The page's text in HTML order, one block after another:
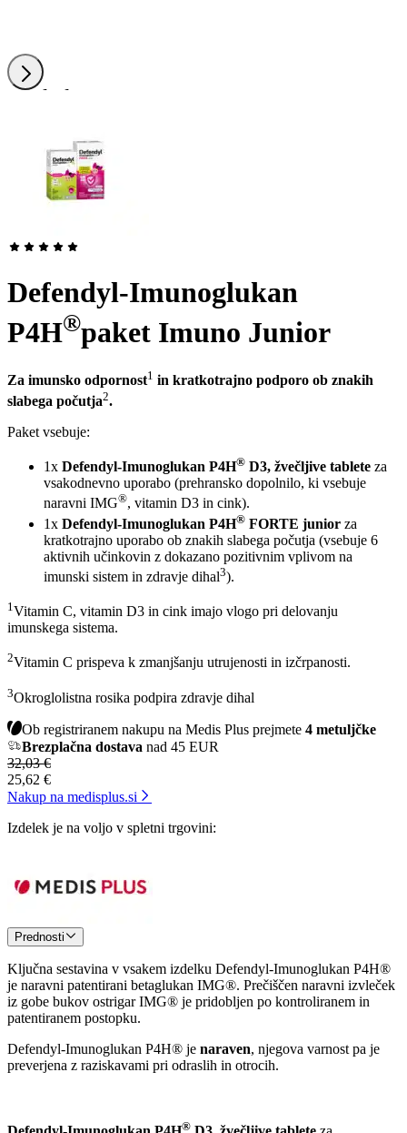
Naslednji
Defendyl-Imunoglukan
P4H®paket Imuno Junior
Za imunsko odpornost1 in kratkotrajno podporo ob znakih
slabega počutja2.
Paket vsebuje:
1x Defendyl-Imunoglukan P4H® D3, žvečljive tablete za
vsakodnevno uporabo (prehransko dopolnilo, ki vsebuje
naravni IMG®, vitamin D3 in cink).
1x Defendyl-Imunoglukan P4H® FORTE junior za
kratkotrajno uporabo ob znakih slabega počutja (vsebuje 6
aktivnih učinkovin z dokazano pozitivnim vplivom na
imunski sistem in zdravje dihal3).
1Vitamin C, vitamin D3 in cink imajo vlogo pri delovanju
imunskega sistema.
2Vitamin C prispeva k zmanjšanju utrujenosti in izčrpanosti.
3Okroglolistna rosika podpira zdravje dihal
Ob registriranem nakupu na Medis Plus prejmete 4 metuljčke
Brezplačna dostava nad 45 EUR
32,03 €
25,62 €
Nakup na medisplus.si
Izdelek je na voljo v spletni trgovini:
Prednosti
Ključna sestavina v vsakem izdelku Defendyl-Imunoglukan P4H®
je naravni patentirani betaglukan IMG®. Prečiščen naravni izvleček
iz gobe bukov ostrigar IMG® je pridobljen po kontroliranem in
patentiranem postopku.
Defendyl-Imunoglukan P4H® je naraven, njegova varnost pa je
preverjena z raziskavami pri odraslih in otrocih.
®